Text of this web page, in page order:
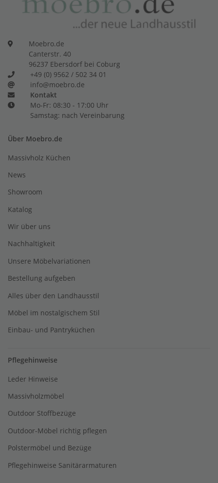
Moebro.de
Canterstr. 40
96237 Ebersdorf bei Coburg
+49 (0) 9562 / 502 34 01
info@moebro.de
Kontakt
Mo-Fr: 08:30 - 17:00 Uhr
Samstag: nach Vereinbarung
Über Moebro.de
Massivholz Küchen
News
Showroom
Katalog
Wir über uns
Nachhaltigkeit
Unsere Möbelvariationen
Bestellung aufgeben
Alles über den Landhausstil
Möbel im nostalgischem Stil
Einbau- und Pantryküchen
Pflegehinweise
Leder Hinweise
Massivholzmöbel
Outdoor Stoffbezüge
Outdoor-Möbel richtig pflegen
Polstermöbel und Bezüge
Pflegehinweise Sanitärarmaturen